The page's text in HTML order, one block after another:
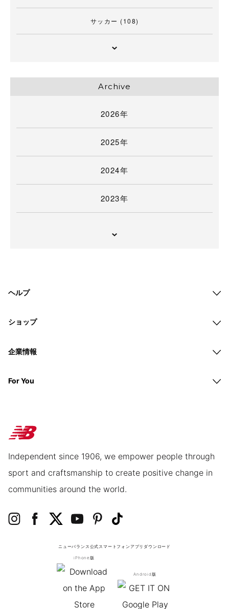
サッカー (108)
Archive
2026年
2025年
2024年
2023年
ヘルプ
ショップ
企業情報
For You
Independent since 1906, we empower people through
sport and craftsmanship to create positive change in
communities around the world.
ニューバランス公式スマートフォンアプリ ダウンロード
iPhone版
Android版